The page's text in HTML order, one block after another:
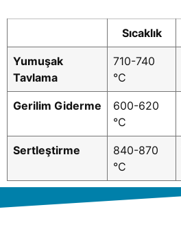
Sıcaklık
Yumuşak
Tavlama
710-740
°C
Gerilim Giderme
600-620
°C
Sertleştirme
840-870
°C